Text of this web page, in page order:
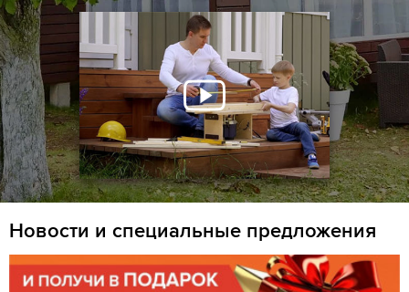
Новости и специальные предложения